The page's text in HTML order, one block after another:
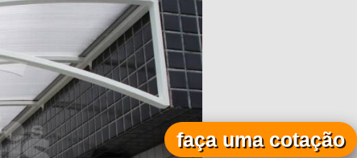
faça uma cotação